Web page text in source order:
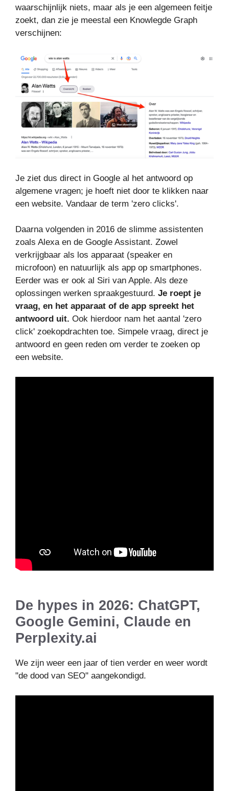
waarschijnlijk niets, maar als je een algemeen feitje
zoekt, dan zie je meestal een Knowlegde Graph
verschijnen:
Je ziet dus direct in Google al het antwoord op
algemene vragen; je hoeft niet door te klikken naar
een website. Vandaar de term 'zero clicks'.
Daarna volgenden in 2016 de slimme assistenten
zoals Alexa en de Google Assistant. Zowel
verkrijgbaar als los apparaat (speaker en
microfoon) en natuurlijk als app op smartphones.
Eerder was er ook al Siri van Apple. Als deze
oplossingen werken spraakgestuurd. Je roept je
vraag, en het apparaat of de app spreekt het
antwoord uit. Ook hierdoor nam het aantal 'zero
click' zoekopdrachten toe. Simpele vraag, direct je
antwoord en geen reden om verder te zoeken op
een website.
De hypes in 2026: ChatGPT,
Google Gemini, Claude en
Perplexity.ai
We zijn weer een jaar of tien verder en weer wordt
"de dood van SEO" aangekondigd.